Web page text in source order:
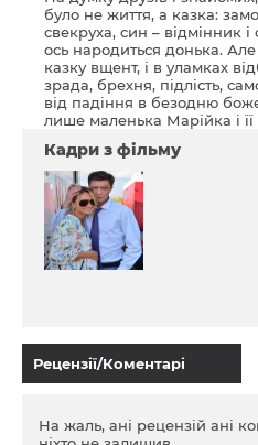
було не життя, а казка:
свекруха, син – відмінник
ось народиться донька.
казку вщент, і в уламках
зрада, брехня, підлість,
від падіння в безодню
лише маленька Марійка і її
Кадри з фільму
Рецензії/Коментарі
На жаль, ані рецензій ані